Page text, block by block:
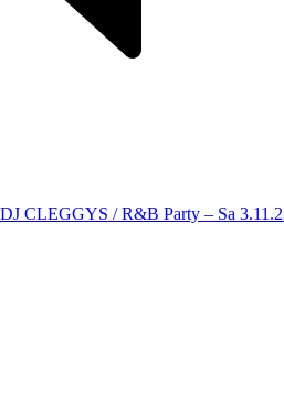
DJ CLEGGYS / R&B Party – Sa